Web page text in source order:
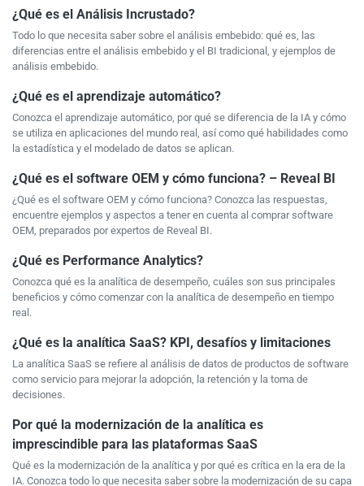
¿Qué es el Análisis Incrustado?
Todo lo que necesita saber sobre el análisis embebido: qué es, las
diferencias entre el análisis embebido y el BI tradicional, y ejemplos de
análisis embebido.
¿Qué es el aprendizaje automático?
Conozca el aprendizaje automático, por qué se diferencia de la IA y cómo
se utiliza en aplicaciones del mundo real, así como qué habilidades como
la estadística y el modelado de datos se aplican.
¿Qué es el software OEM y cómo funciona? – Reveal BI
¿Qué es el software OEM y cómo funciona? Conozca las respuestas,
encuentre ejemplos y aspectos a tener en cuenta al comprar software
OEM, preparados por expertos de Reveal BI.
¿Qué es Performance Analytics?
Conozca qué es la analítica de desempeño, cuáles son sus principales
beneficios y cómo comenzar con la analítica de desempeño en tiempo
real.
¿Qué es la analítica SaaS? KPI, desafíos y limitaciones
La analítica SaaS se refiere al análisis de datos de productos de software
como servicio para mejorar la adopción, la retención y la toma de
decisiones.
Por qué la modernización de la analítica es
imprescindible para las plataformas SaaS
Qué es la modernización de la analítica y por qué es crítica en la era de la
IA. Conozca todo lo que necesita saber sobre la modernización de su capa